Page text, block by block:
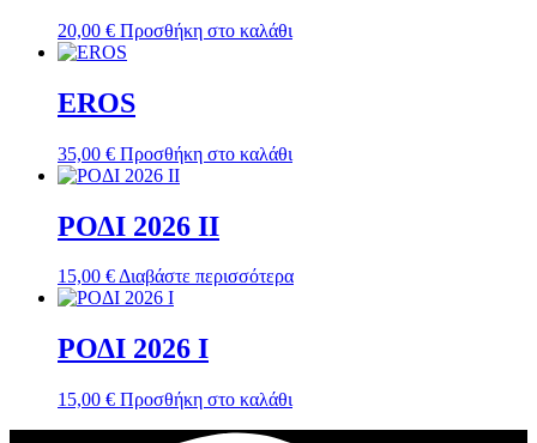
20,00 € Προσθήκη στο καλάθι
EROS
35,00 € Προσθήκη στο καλάθι
ΡΟΔΙ 2026 ΙI
15,00 €Διαβάστε περισσότερα
ΡΟΔΙ 2026 Ι
15,00 € Προσθήκη στο καλάθι